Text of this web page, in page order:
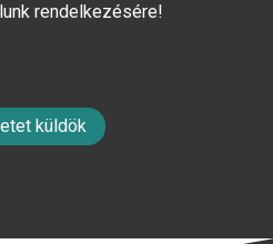
rendelkezésére!
küldök